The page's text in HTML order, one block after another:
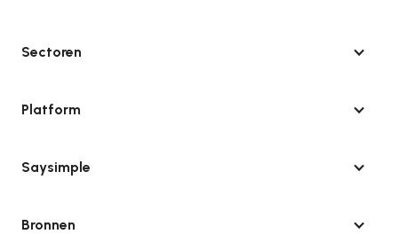
Sectoren
Platform
Saysimple
Bronnen